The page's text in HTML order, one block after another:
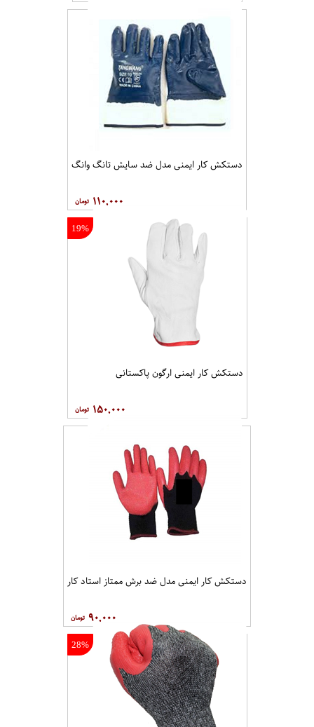
دستکش کار ایمنی مدل ضد سایش تانگ وانگ
۱۱۰,۰۰۰
19%
دستکش کار ایمنی ارگون پاکستانی
۱۵۰,۰۰۰
دستکش کار ایمنی مدل ضد برش ممتاز استاد کار
۹۰,۰۰۰
28%